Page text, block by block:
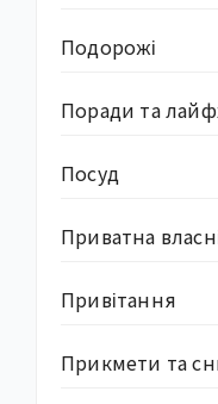
Подорожі
Поради та
Посуд
Приватна
Привітання
Прикмети та